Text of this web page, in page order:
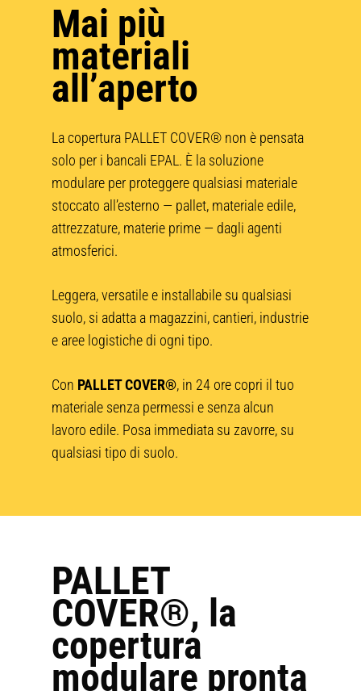
Mai più
materiali
all’aperto
La copertura PALLET COVER® non è pensata
solo per i bancali EPAL. È la soluzione
modulare per proteggere qualsiasi materiale
stoccato all’esterno — pallet, materiale edile,
attrezzature, materie prime — dagli agenti
atmosferici.
Leggera, versatile e installabile su qualsiasi
suolo, si adatta a magazzini, cantieri, industrie
e aree logistiche di ogni tipo.
Con PALLET COVER®, in 24 ore copri il tuo
materiale senza permessi e senza alcun
lavoro edile. Posa immediata su zavorre, su
qualsiasi tipo di suolo.
PALLET
COVER®, la
copertura
modulare pronta